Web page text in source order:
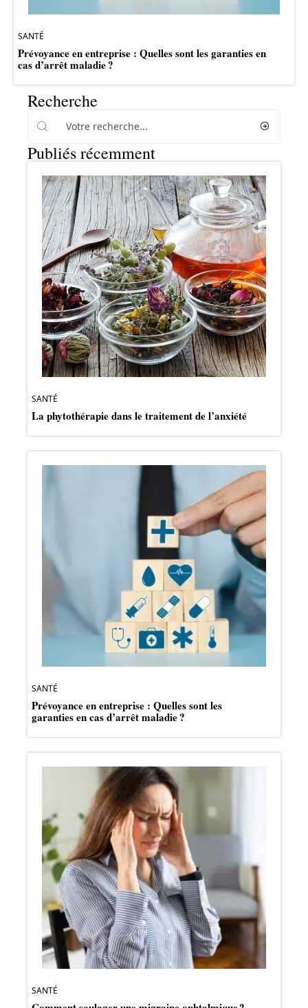
SANTÉ
Prévoyance en entreprise : Quelles sont les garanties en
cas d’arrêt maladie ?
Recherche
Publiés récemment
SANTÉ
La phytothérapie dans le traitement de l’anxiété
SANTÉ
Prévoyance en entreprise : Quelles sont les
garanties en cas d’arrêt maladie ?
SANTÉ